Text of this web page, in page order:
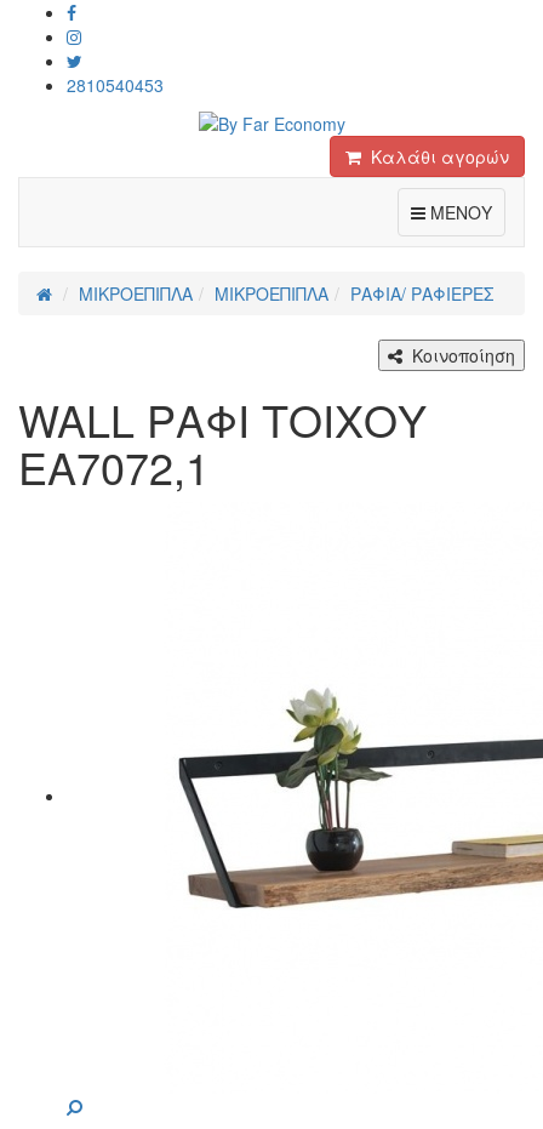
2810540453
Καλάθι αγορών
ΜΕΝΟΥ
ΜΙΚΡΟΕΠΙΠΛΑ ΜΙΚΡΟΕΠΙΠΛΑ ΡΑΦΙΑ/ ΡΑΦΙΕΡΕΣ
Κοινοποίηση
WALL ΡΑΦΙ ΤΟΙΧΟΥ
ΕΑ7072,1